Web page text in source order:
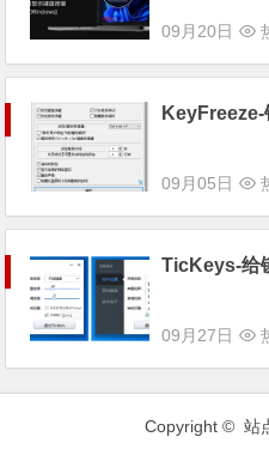
09月20日
09月05日
TicKeys-给
09月27日
Copyright © 站